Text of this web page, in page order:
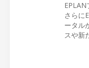
さらに
ータル
スや新